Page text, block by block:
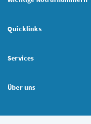
Quicklinks
Services
Über uns